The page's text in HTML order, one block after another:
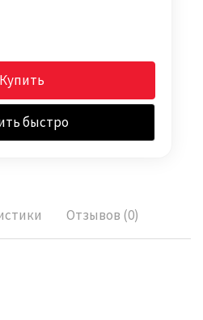
Купить
быстро
Отзывов (0)